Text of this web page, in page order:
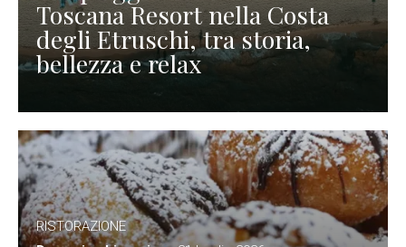
Toscana Resort nella Costa
degli Etruschi, tra storia,
bellezza e relax
RISTORAZIONE